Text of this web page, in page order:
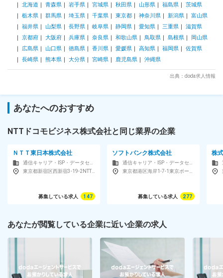
ライチェーンマネジメント変革 ・企業内DX：産業プロセス変
の分野について、戦略ソリューションのモデル化・コンポーネ
ント化に取組み、また先進技術の活用によって東海エリアの各
種課題解決、社会変革に取り組んでいます。 変更の範囲：会
社の定める業務
北海道 青森県 岩手県 宮城県 秋田県 山形県 福島県
茨城県
栃木県
群馬県 埼玉県 千葉県 東京都 神奈川県 新潟県
富山県
福井県
山梨県 長野県 岐阜県 静岡県 愛知県 三重県
滋賀県
京都府
大阪府 兵庫県 奈良県 和歌山県 鳥取県 島根県
岡山県
広島県
山口県 徳島県 香川県 愛媛県 高知県 福岡県
佐賀県
長崎県
熊本県 大分県 宮崎県 鹿児島県 沖縄県
出典：doda求人情報
あなたへのおすすめ
NTTドコモビジネス株式会社と同じ業界の企業
ＮＴＴ東日本株式会社
東京都新宿区西新宿3-19-2NTT東日本本社ビル
募集している求人 147
ソフトバンク株式会社
募集している求人 277
株
あなたが閲覧している企業に近い企業の求人